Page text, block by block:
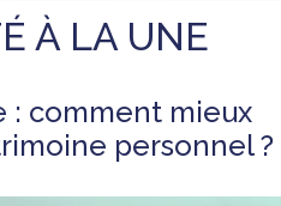
À LA UNE
: comment mieux
personnel ?